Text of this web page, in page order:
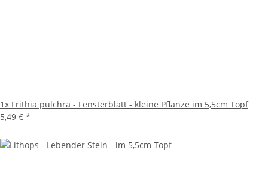
1x Frithia pulchra - Fensterblatt - kleine Pflanze im 5,5cm Topf
5,49 € *